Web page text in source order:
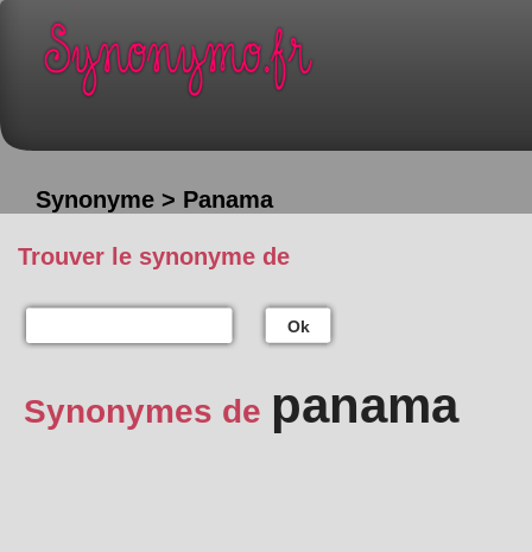
Synonyme > Panama
Trouver le synonyme de
Ok
Synonymes de panama